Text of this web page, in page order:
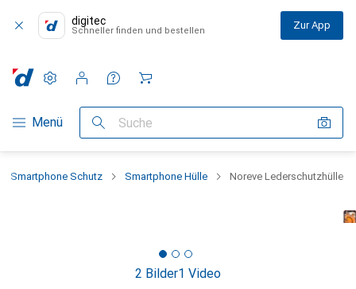
digitec
Schneller finden und bestellen Zur App
Navigation nach Kategorien
Menü Suche
Einstellungen
Kundenkonto
Vergleichslisten
Merklisten
Warenkorb
Smartphone Schutz Smartphone Hülle Noreve Lederschutzhülle
2 Bilder1 Video